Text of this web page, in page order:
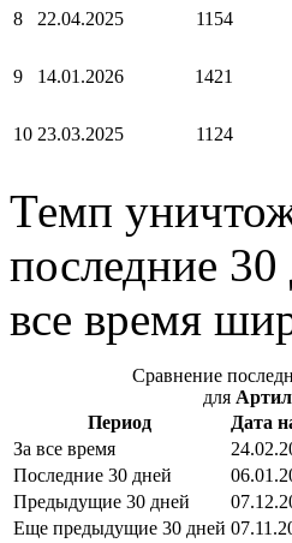
8 22.04.2025 1154
9 14.01.2026 1421
10 23.03.2025 1124
Темп
последние 30
все время
Сравнение
для
Период
Дата
За все время
Последние 30 дней
Предыдущие 30 дней
Еще предыдущие 30 дней